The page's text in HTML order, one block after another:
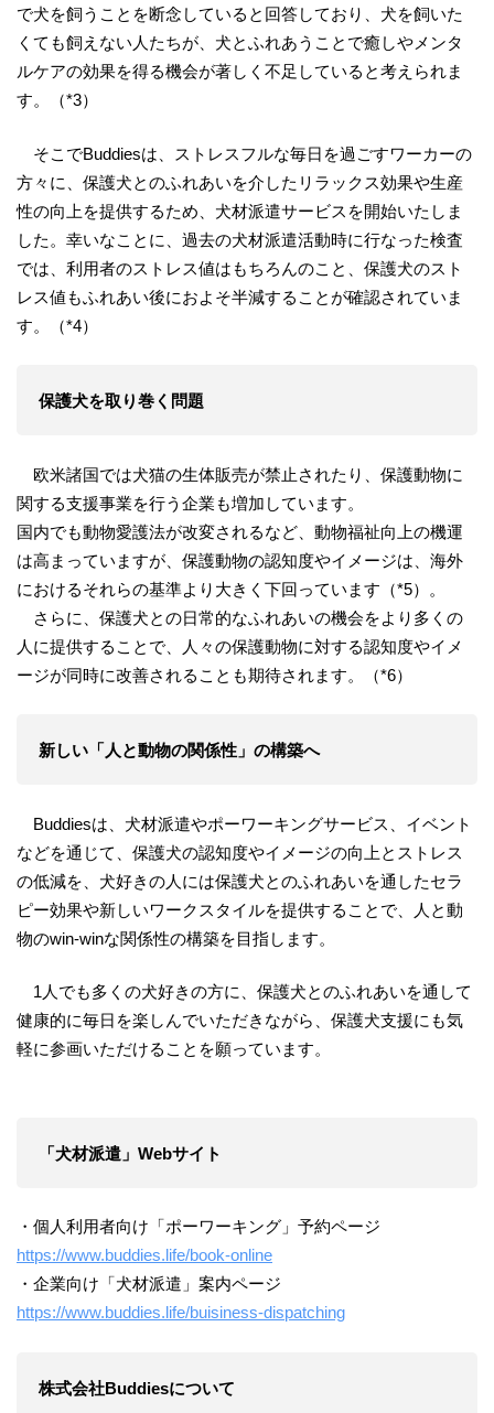
で犬を飼うことを断念していると回答しており、犬を飼いた
くても飼えない人たちが、犬とふれあうことで癒しやメンタ
ルケアの効果を得る機会が著しく不足していると考えられま
す。（*3）
そこでBuddiesは、ストレスフルな毎日を過ごすワーカーの
方々に、保護犬とのふれあいを介したリラックス効果や生産
性の向上を提供するため、犬材派遣サービスを開始いたしま
した。幸いなことに、過去の犬材派遣活動時に行なった検査
では、利用者のストレス値はもちろんのこと、保護犬のスト
レス値もふれあい後におよそ半減することが確認されていま
す。（*4）
保護犬を取り巻く問題
欧米諸国では犬猫の生体販売が禁止されたり、保護動物に
関する支援事業を行う企業も増加しています。
国内でも動物愛護法が改変されるなど、動物福祉向上の機運
は高まっていますが、保護動物の認知度やイメージは、海外
におけるそれらの基準より大きく下回っています（*5）。
さらに、保護犬との日常的なふれあいの機会をより多くの
人に提供することで、人々の保護動物に対する認知度やイメ
ージが同時に改善されることも期待されます。（*6）
新しい「人と動物の関係性」の構築へ
Buddiesは、犬材派遣やポーワーキングサービス、イベント
などを通じて、保護犬の認知度やイメージの向上とストレス
の低減を、犬好きの人には保護犬とのふれあいを通したセラ
ピー効果や新しいワークスタイルを提供することで、人と動
物のwin-winな関係性の構築を目指します。
1人でも多くの犬好きの方に、保護犬とのふれあいを通して
健康的に毎日を楽しんでいただきながら、保護犬支援にも気
軽に参画いただけることを願っています。
「犬材派遣」Webサイト
・個人利用者向け「ポーワーキング」予約ページ
https://www.buddies.life/book-online
・企業向け「犬材派遣」案内ページ
https://www.buddies.life/buisiness-dispatching
株式会社Buddiesについて